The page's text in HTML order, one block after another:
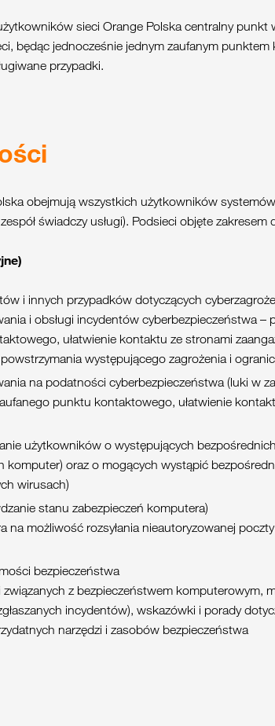
sieci Orange Polska centralny punkt
będąc jednocześnie jednym zaufanym
przypadki.
obejmują wszystkich użytkowników
świadczy usługi). Podsieci objęte zakresem
i innych przypadków dotyczących
i obsługi incydentów cyberbezpieczeństwa
ułatwienie kontaktu ze stronami
występującego zagrożenia i
na podatności cyberbezpieczeństwa (luki w
punktu kontaktowego, ułatwienie
użytkowników o występujących
komputer) oraz o mogących wystąpić
wirusach)
stanu zabezpieczeń komputera)
na możliwość rozsyłania nieautoryzowanej
bezpieczeństwa
z bezpieczeństwem komputerowym,
incydentów), wskazówki i porady
narzędzi i zasobów bezpieczeństwa